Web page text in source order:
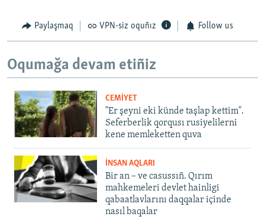
Paylaşmaq VPN-siz oquñız Follow us
Oqumağa devam etiñiz
CEMİYET
"Er şeyni eki künde taşlap kettim".
Seferberlik qorqusı rusiyelilerni
kene memleketten quva
İNSAN AQLARI
Bir an – ve casussıñ. Qırım
mahkemeleri devlet hainligi
qabaatlavlarını daqqalar içinde
nasıl baqalar